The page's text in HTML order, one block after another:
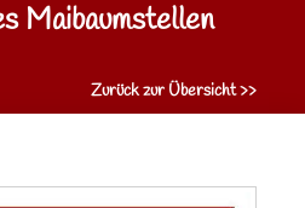
Maibaumstellen
Zurück zur Übersicht >>